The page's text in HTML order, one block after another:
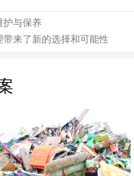
护与保养
来了新的选择和可能性